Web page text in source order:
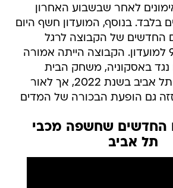
לאחר שבשבוע האחרון
בלבד. בנוסף, המועדון חשף היום
החדשים של הקבוצה לרגל
פתיחת שנת ה-90 למועדון. הקבוצה הייתה אמורה
באסקוניה, משחק הבית
הראשון של מכבי תל אביב בשנת 2022, אך לאור
גם הופעת הבכורה של המדים
החדשים שחשפה מכבי
תל אביב